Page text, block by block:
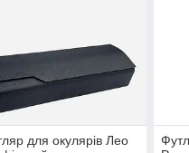
для окулярів Лео